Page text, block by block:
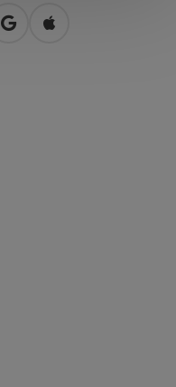
in Google Maps öffnen
in Apple Maps